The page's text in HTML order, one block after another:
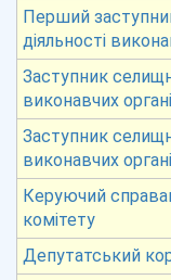
Перший
діяльності
Заступник
виконавчих
Заступник
виконавчих
Керуючий
комітету
Депутатський